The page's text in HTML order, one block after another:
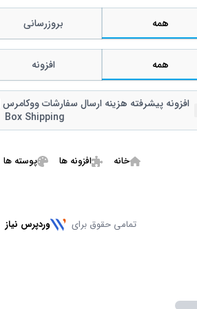
همه بروزرسانی
همه افزونه
Box Shipping
خانه افزونه ها پوسته ها
تمامی حقوق برای وردپرس نیاز